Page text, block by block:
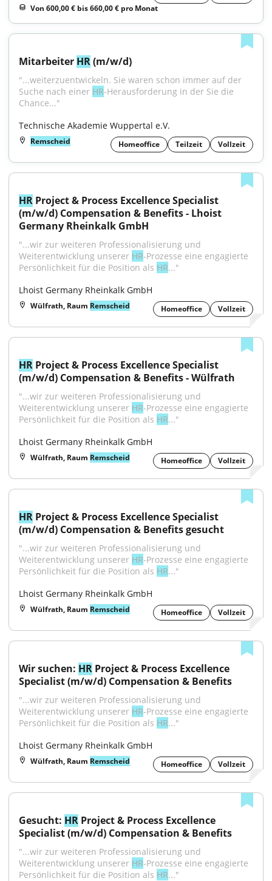
Von 600,00 € bis 660,00 € pro Monat
Mitarbeiter HR (m/w/d)
"...weiterzuentwickeln. Sie waren schon immer auf der
Suche nach einer HR-Herausforderung in der Sie die
Chance..."
Technische Akademie Wuppertal e.V.
Remscheid Homeoffice Teilzeit Vollzeit
HR Project & Process Excellence Specialist
(m/w/d) Compensation & Benefits - Lhoist
Germany Rheinkalk GmbH
"...wir zur weiteren Professionalisierung und
Weiterentwicklung unserer HR-Prozesse eine engagierte
Persönlichkeit für die Position als HR..."
Lhoist Germany Rheinkalk GmbH
Wülfrath, Raum Remscheid Homeoffice Vollzeit
HR Project & Process Excellence Specialist
(m/w/d) Compensation & Benefits - Wülfrath
"...wir zur weiteren Professionalisierung und
Weiterentwicklung unserer HR-Prozesse eine engagierte
Persönlichkeit für die Position als HR..."
Lhoist Germany Rheinkalk GmbH
Wülfrath, Raum Remscheid Homeoffice Vollzeit
HR Project & Process Excellence Specialist
(m/w/d) Compensation & Benefits gesucht
"...wir zur weiteren Professionalisierung und
Weiterentwicklung unserer HR-Prozesse eine engagierte
Persönlichkeit für die Position als HR..."
Lhoist Germany Rheinkalk GmbH
Wülfrath, Raum Remscheid Homeoffice Vollzeit
Wir suchen: HR Project & Process Excellence
Specialist (m/w/d) Compensation & Benefits
"...wir zur weiteren Professionalisierung und
Weiterentwicklung unserer HR-Prozesse eine engagierte
Persönlichkeit für die Position als HR..."
Lhoist Germany Rheinkalk GmbH
Wülfrath, Raum Remscheid Homeoffice Vollzeit
Gesucht: HR Project & Process Excellence
Specialist (m/w/d) Compensation & Benefits
"...wir zur weiteren Professionalisierung und
Weiterentwicklung unserer HR-Prozesse eine engagierte
Persönlichkeit für die Position als HR..."